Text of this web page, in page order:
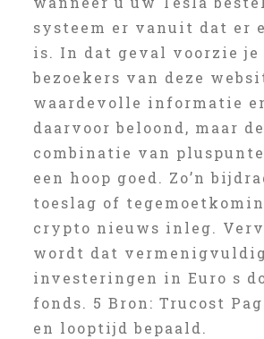
systeem er vanuit dat er
is. In dat geval voorzie je
bezoekers van deze
waardevolle informatie
daarvoor beloond, maar
combinatie van
een hoop goed. Zo’n
toeslag of
crypto nieuws inleg.
wordt dat
investeringen in Euro s
fonds. 5 Bron: Trucost
en looptijd bepaald.